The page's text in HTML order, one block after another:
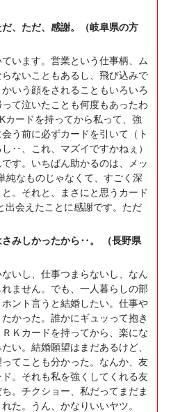
、ただ、感謝。（岐阜県の方
います。営業という仕事柄、ム
ないこともあるし、飛び込みで
いう顔をされることもいろいろ
て泣いたことも何度もあったわ
カードを持ってから私って、強
う前に必ずカードを引いて（ト
‥、これ、マズイですかねぇ）
す。いちばん助かるのは、メッ
純なものじゃなくて、すごく深
。それと、まさにと思うカード
出会えたことに感謝です。ただ
みしかったから‥。 （長野県
いし、仕事つまらないし、なん
ません。でも、一人暮らしの部
ント言うと結婚したい。仕事や
かった。誰かにギュッって抱き
Ｋカードを持ってから、楽にな
い。結婚願望はまだあるけど、
てことも分かった。なんか、友
。それも私を強くしてくれる友
。チクショー、私だってまだま
た。うん、かなりいいヤツ。